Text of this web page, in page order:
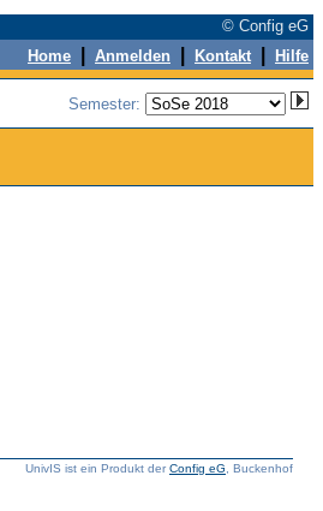
© Config eG
Home Anmelden Kontakt Hilfe
Semester:
UnivIS ist ein Produkt derConfig eG , Buckenhof